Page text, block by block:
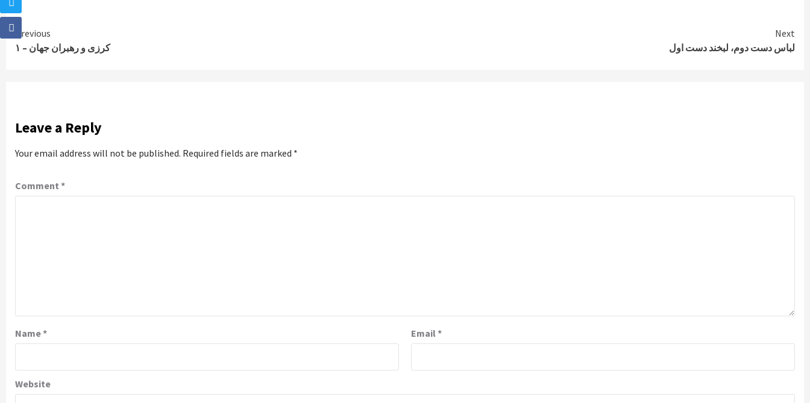
Continue
Reading
Previous
کرزی و رهبران جهان – ۱
Next
لباس دست دوم، لبخند دست اول
Leave a Reply
Your email address will not be published. Required fields are marked *
Comment *
Name* Email *
Website